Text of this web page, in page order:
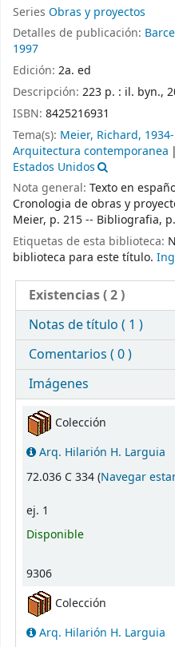
Series Obras y proyectos
Detalles de publicación:
1997
Edición: 2a. ed
Descripción: 223 p. : il. byn.,
ISBN: 8425216931
Tema(s): Meier, Richard, 1934-
Arquitectura contemporanea
Estados Unidos
Nota general: Texto en
Cronologia de obras y
Meier, p. 215 -- Bibliografia,
Etiquetas de esta biblioteca:
biblioteca para este título.
Existencias( 2 )
Notas de título ( 1 )
Comentarios ( 0 )
Imágenes
Existencias
Colección
Arq. Hilarión H. Larguia
72.036 C 334 (Navegar
ej. 1
Disponible
9306
Colección
Arq. Hilarión H. Larguia